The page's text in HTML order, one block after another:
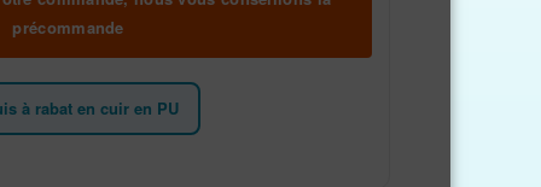
précommande
à rabat en cuir en PU